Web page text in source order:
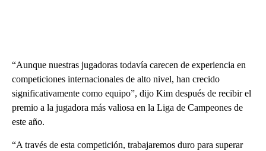
“Aunque nuestras jugadoras todavía carecen de experiencia en
competiciones internacionales de alto nivel, han crecido
significativamente como equipo”, dijo Kim después de recibir el
premio a la jugadora más valiosa en la Liga de Campeones de
este año.
“A través de esta competición, trabajaremos duro para superar